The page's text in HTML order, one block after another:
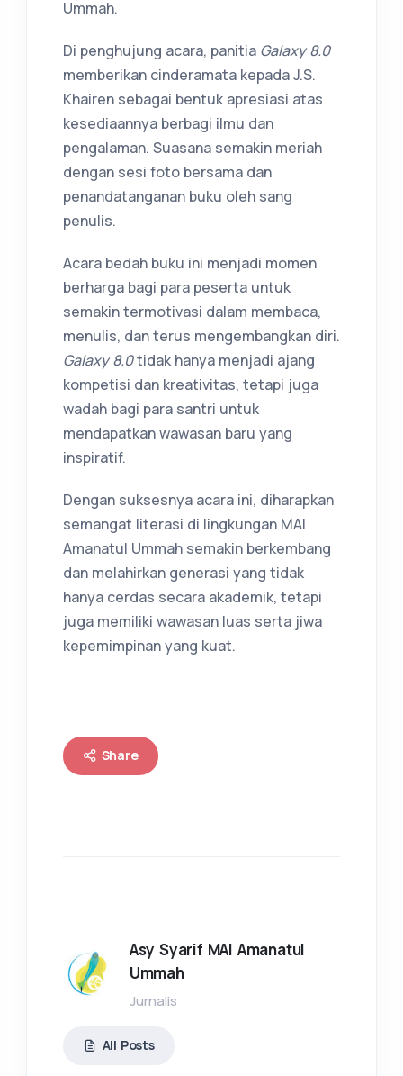
Ummah.
Di penghujung acara, panitia Galaxy 8.0
memberikan cinderamata kepada J.S.
Khairen sebagai bentuk apresiasi atas
kesediaannya berbagi ilmu dan
pengalaman. Suasana semakin meriah
dengan sesi foto bersama dan
penandatanganan buku oleh sang
penulis.
Acara bedah buku ini menjadi momen
berharga bagi para peserta untuk
semakin termotivasi dalam membaca,
menulis, dan terus mengembangkan diri.
Galaxy 8.0tidak hanya menjadi ajang
kompetisi dan kreativitas, tetapi juga
wadah bagi para santri untuk
mendapatkan wawasan baru yang
inspiratif.
Dengan suksesnya acara ini, diharapkan
semangat literasi di lingkungan MAI
Amanatul Ummah semakin berkembang
dan melahirkan generasi yang tidak
hanya cerdas secara akademik, tetapi
juga memiliki wawasan luas serta jiwa
kepemimpinan yang kuat.
Share
Asy Syarif MAI Amanatul
Ummah
Jurnalis
All Posts